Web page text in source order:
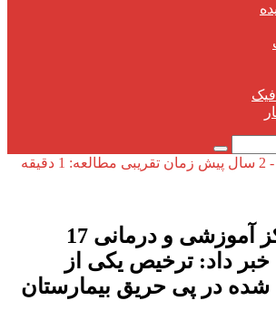
زمان تقریبی مطالعه: 1 دقیقه
سرپرست مرکز آموزشی و درمانی 17
داد: ترخیص یکی از
شده در پی حریق بیمارستان